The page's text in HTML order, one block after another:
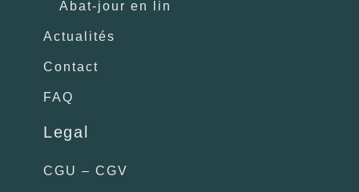
Abat-jour en lin
Actualités
Contact
FAQ
Legal
CGU – CGV